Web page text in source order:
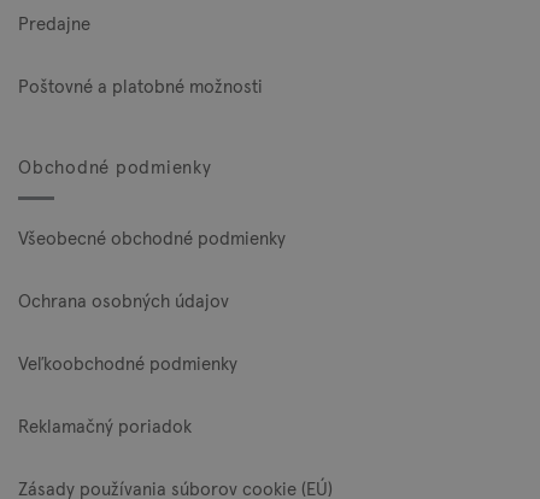
Predajne
Poštovné a platobné možnosti
Obchodné podmienky
Všeobecné obchodné podmienky
Ochrana osobných údajov
Veľkoobchodné podmienky
Reklamačný poriadok
Zásady používania súborov cookie (EÚ)